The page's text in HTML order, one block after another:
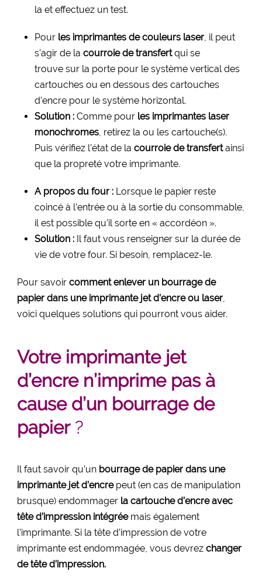
la et effectuez un test.
Pour les imprimantes de couleurs laser, il peut
s’agir de la courroie de transfertqui se
trouve sur la porte pour le système vertical des
cartouches ou en dessous des cartouches
d’encre pour le système horizontal.
Solution : Comme pour les imprimantes laser
monochromes, retirez la ou les cartouche(s).
Puis vérifiez l’état de la courroie de transfertainsi
que la propreté votre imprimante.
A propos du four : Lorsque le papier reste
coincé à l’entrée ou à la sortie du consommable,
il est possible qu’il sorte en « accordéon ».
Solution : Il faut vous renseigner sur la durée de
vie de votre four. Si besoin, remplacez-le.
Pour savoir comment enlever un bourrage de
papier dans une imprimante jet d’encre ou laser,
voici quelques solutions qui pourront vous aider.
Votre imprimante jet
d’encre n’imprime pas à
cause d’un bourrage de
papier?
Il faut savoir qu’un bourrage de papier dans une
imprimante jet d’encre peut (en cas de manipulation
brusque) endommager la cartouche d’encre avec
tête d’impression intégréemais également
l’imprimante. Si la tête d’impression de votre
imprimante est endommagée, vous devrez changer
de tête d’impression.